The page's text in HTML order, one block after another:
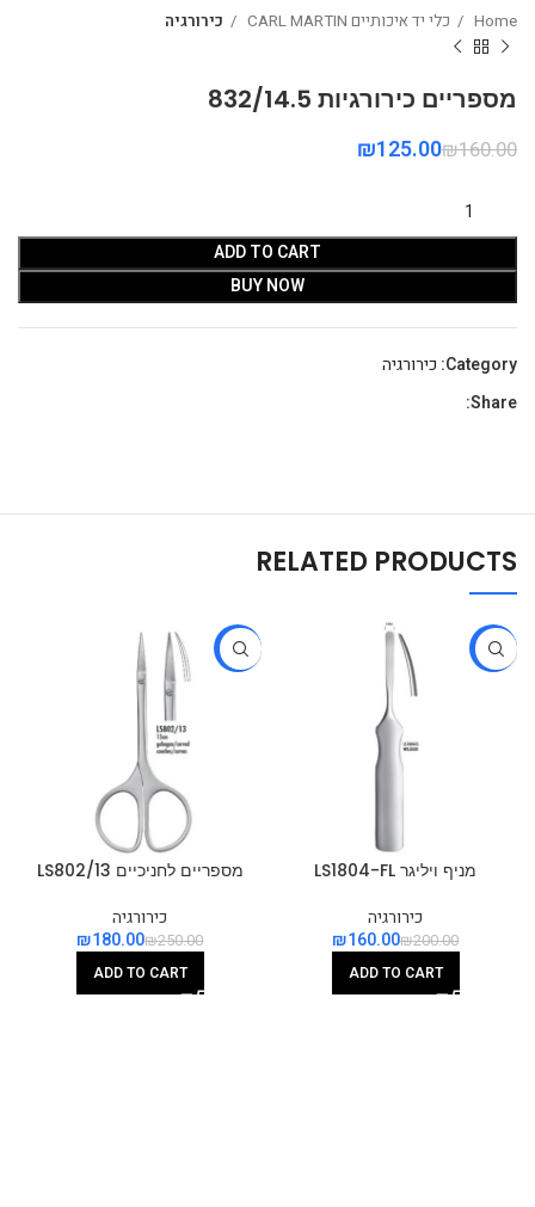
Home כלי יד איכותיים CARL MARTIN כירורגיה
מספריים כירורגיות 832/14.5
₪160.00
₪125.00
ADD TO CART
BUY NOW
Category: כירורגיה
Share:
RELATED PRODUCTS
-20%
מניף ויליגר LS1804-FL
כירורגיה
₪200.00
₪160.00
ADD TO CART
-28%
מספריים לחניכיים LS802/13
כירורגיה
₪250.00
₪180.00
ADD TO CART